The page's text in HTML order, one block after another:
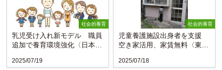
社会的養育
乳児受け入れ新モデル 職員
追加で養育環境強化〈日本フ
2025/07/19
社会的養育
児童養護施設出身者を支援
空き家活用、家賃無料〈東京
2025/07/18